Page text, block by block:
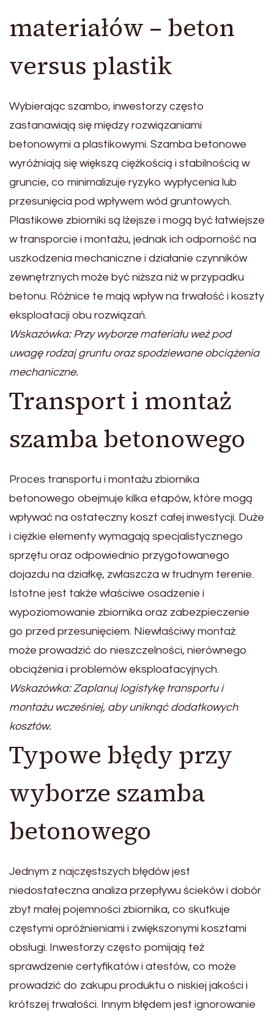
materiałów – beton
versus plastik
Wybierając szambo, inwestorzy często
zastanawiają się między rozwiązaniami
betonowymi a plastikowymi. Szamba betonowe
wyróżniają się większą ciężkością i stabilnością w
gruncie, co minimalizuje ryzyko wypłycenia lub
przesunięcia pod wpływem wód gruntowych.
Plastikowe zbiorniki są lżejsze i mogą być łatwiejsze
w transporcie i montażu, jednak ich odporność na
uszkodzenia mechaniczne i działanie czynników
zewnętrznych może być niższa niż w przypadku
betonu. Różnice te mają wpływ na trwałość i koszty
eksploatacji obu rozwiązań.
Wskazówka: Przy wyborze materiału weź pod
uwagę rodzaj gruntu oraz spodziewane obciążenia
mechaniczne.
Transport i montaż
szamba betonowego
Proces transportu i montażu zbiornika
betonowego obejmuje kilka etapów, które mogą
wpływać na ostateczny koszt całej inwestycji. Duże
i ciężkie elementy wymagają specjalistycznego
sprzętu oraz odpowiednio przygotowanego
dojazdu na działkę, zwłaszcza w trudnym terenie.
Istotne jest także właściwe osadzenie i
wypoziomowanie zbiornika oraz zabezpieczenie
go przed przesunięciem. Niewłaściwy montaż
może prowadzić do nieszczelności, nierównego
obciążenia i problemów eksploatacyjnych.
Wskazówka: Zaplanuj logistykę transportu i
montażu wcześniej, aby uniknąć dodatkowych
kosztów.
Typowe błędy przy
wyborze szamba
betonowego
Jednym z najczęstszych błędów jest
niedostateczna analiza przepływu ścieków i dobór
zbyt małej pojemności zbiornika, co skutkuje
częstymi opróżnieniami i zwiększonymi kosztami
obsługi. Inwestorzy często pomijają też
sprawdzenie certyfikatów i atestów, co może
prowadzić do zakupu produktu o niskiej jakości i
krótszej trwałości. Innym błędem jest ignorowanie